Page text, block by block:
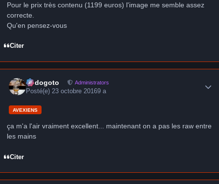
Pour le prix très contenu (1199 euros) l'image me semble assez
correcte.
Qu'en pensez-vous
Citer
frédogoto Administrators
Posté(e)23 octobre 20169 a
AVEXIENS
ça m'a l'air vraiment excellent... maintenant on a pas les raw entre
les mains
Citer